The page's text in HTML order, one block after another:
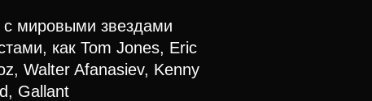
с мировыми звездами
как Tom Jones, Eric
Walter Afanasiev, Kenny
Gallant